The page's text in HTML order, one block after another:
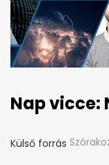
Nap vicce:
Külső forrás